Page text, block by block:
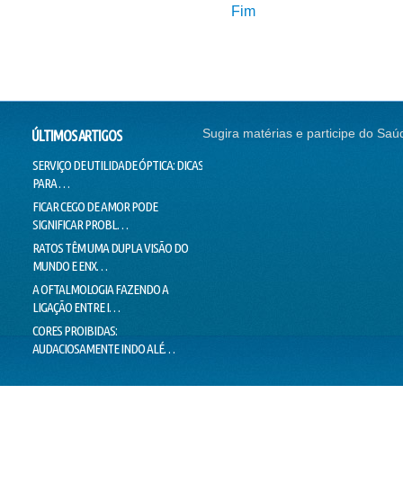
Fim
ÚLTIMOS ARTIGOS
SERVIÇO DE UTILIDADE ÓPTICA: DICAS
PARA …
FICAR CEGO DE AMOR PODE
SIGNIFICAR PROBL…
RATOS TÊM UMA DUPLA VISÃO DO
MUNDO E ENX…
A OFTALMOLOGIA FAZENDO A
LIGAÇÃO ENTRE I…
CORES PROIBIDAS:
AUDACIOSAMENTE INDO ALÉ…
Sugira matérias e participe do